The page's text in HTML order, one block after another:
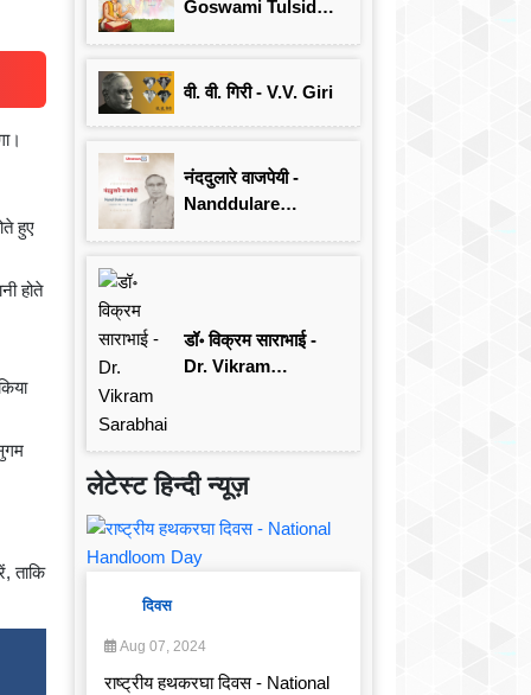
हुए
होते
ताकि
Goswami Tulsidas:
वी. वी. गिरी - V.V. Giri
नंददुलारे वाजपेयी -
Nanddulare
डॉ॰ विक्रम साराभाई -
Dr. Vikram
लेटेस्ट हिन्दी न्यूज़
दिवस
Aug 07, 2024
राष्ट्रीय हथकरघा दिवस - National